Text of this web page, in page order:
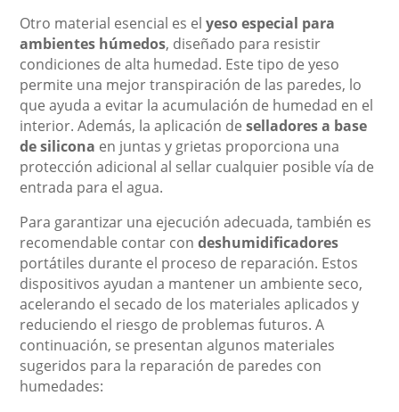
Otro material esencial es elyeso especial para
ambientes húmedos, diseñado para resistir
condiciones de alta humedad. Este tipo de yeso
permite una mejor transpiración de las paredes, lo
que ayuda a evitar la acumulación de humedad en el
interior. Además, la aplicación deselladores a base
de silicona en juntas y grietas proporciona una
protección adicional al sellar cualquier posible vía de
entrada para el agua.
Para garantizar una ejecución adecuada, también es
recomendable contar condeshumidificadores
portátiles durante el proceso de reparación. Estos
dispositivos ayudan a mantener un ambiente seco,
acelerando el secado de los materiales aplicados y
reduciendo el riesgo de problemas futuros. A
continuación, se presentan algunos materiales
sugeridos para la reparación de paredes con
humedades: